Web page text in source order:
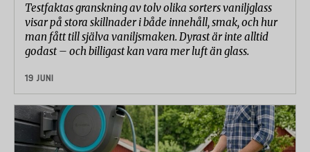
Testfaktas granskning av tolv olika sorters vaniljglass
visar på stora skillnader i både innehåll, smak, och hur
man fått till själva vaniljsmaken. Dyrast är inte alltid
godast – och billigast kan vara mer luft än glass.
19 JUNI